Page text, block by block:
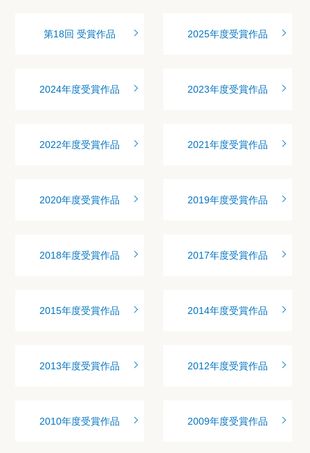
第18回 受賞作品 2025年度受賞作品
2024年度受賞作品 2023年度受賞作品
2022年度受賞作品 2021年度受賞作品
2020年度受賞作品 2019年度受賞作品
2018年度受賞作品 2017年度受賞作品
2015年度受賞作品 2014年度受賞作品
2013年度受賞作品 2012年度受賞作品
2010年度受賞作品 2009年度受賞作品